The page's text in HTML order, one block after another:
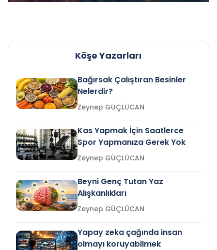
Köşe Yazarları
Bağırsak Çalıştıran Besinler
Nelerdir?
Zeynep GÜÇLÜCAN
Kas Yapmak İçin Saatlerce
Spor Yapmanıza Gerek Yok
Zeynep GÜÇLÜCAN
Beyni Genç Tutan Yaz
Alışkanlıkları
Zeynep GÜÇLÜCAN
Yapay zeka çağında insan
olmayı koruyabilmek